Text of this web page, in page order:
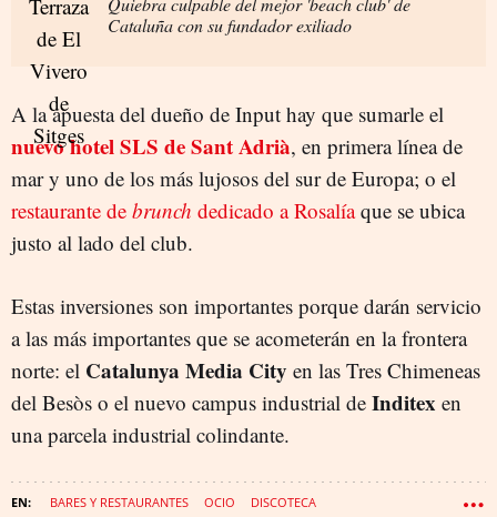
Cataluña con su fundador exiliado
A la apuesta del dueño de Input hay que sumarle el
nuevo hotel SLS de Sant Adrià, en primera línea de
mar y uno de los más lujosos del sur de Europa; o el
restaurante de brunch dedicado a Rosalíaque se ubica
justo al lado del club.
Estas inversiones son importantes porque darán servicio
a las más importantes que se acometerán en la frontera
norte: el Catalunya Media City en las Tres Chimeneas
del Besòs o el nuevo campus industrial de Inditex en
una parcela industrial colindante.
BARES Y RESTAURANTES OCIO DISCOTECA